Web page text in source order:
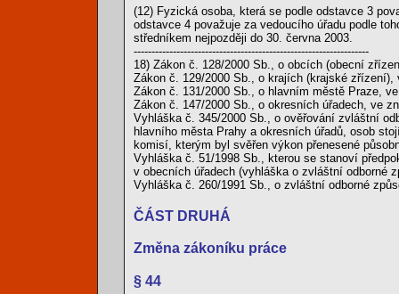
(12) Fyzická osoba, která se podle odstavce 3
odstavce 4 považuje za vedoucího úřadu podle
středníkem nejpozději do 30. června 2003.
------------------------------------------------------------------
18) Zákon č. 128/2000 Sb., o obcích (obecní
Zákon č. 129/2000 Sb., o krajích (krajské
Zákon č. 131/2000 Sb., o hlavním městě Praze,
Zákon č. 147/2000 Sb., o okresních úřadech, ve
Vyhláška č. 345/2000 Sb., o ověřování zvláštní
hlavního města Prahy a okresních úřadů, osob
komisí, kterým byl svěřen výkon přenesené
Vyhláška č. 51/1998 Sb., kterou se stanoví
v obecních úřadech (vyhláška o zvláštní odborné
Vyhláška č. 260/1991 Sb., o zvláštní odborné
ČÁST DRUHÁ
Změna zákoníku práce
§ 44